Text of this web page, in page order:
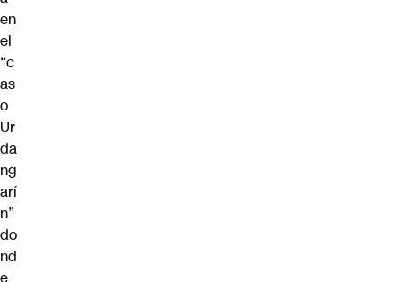
en
el
“c
as
o
Ur
da
ng
arí
n”
do
nd
e